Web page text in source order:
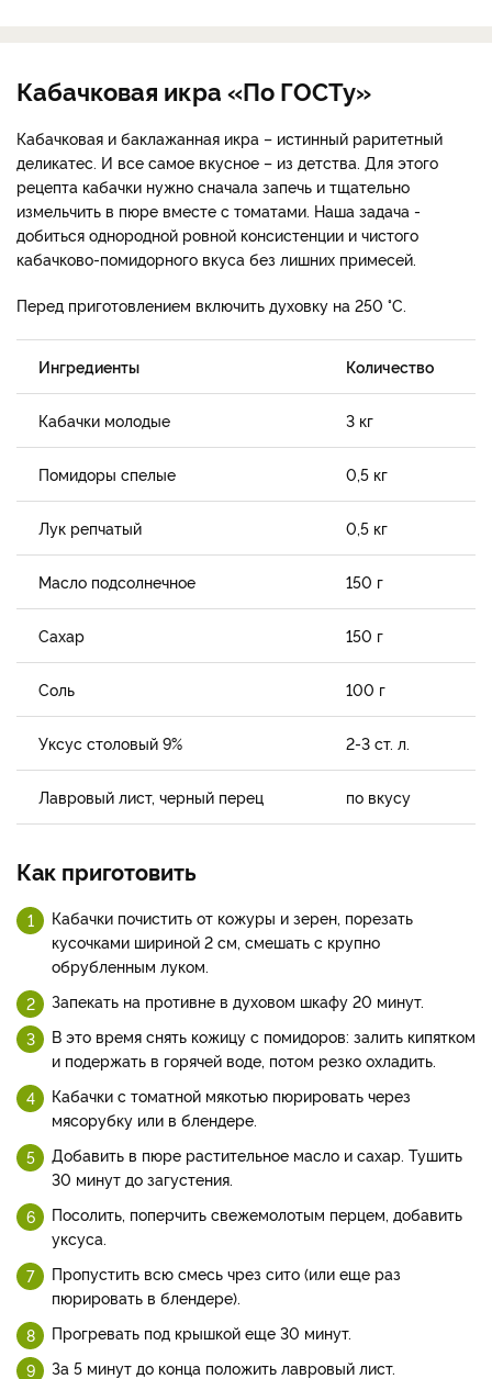
Кабачковая икра «По ГОСТу»
Кабачковая и баклажанная икра – истинный раритетный
деликатес. И все самое вкусное – из детства. Для этого
рецепта кабачки нужно сначала запечь и тщательно
измельчить в пюре вместе с томатами. Наша задача -
добиться однородной ровной консистенции и чистого
кабачково-помидорного вкуса без лишних примесей.
Перед приготовлением включить духовку на 250 °С.
Ингредиенты Количество
Кабачки молодые 3 кг
Помидоры спелые 0,5 кг
Лук репчатый 0,5 кг
Масло подсолнечное 150 г
Сахар 150 г
Соль 100 г
Уксус столовый 9% 2-3 ст. л.
Лавровый лист, черный перец по вкусу
Как приготовить
Кабачки почистить от кожуры и зерен, порезать
кусочками шириной 2 см, смешать с крупно
обрубленным луком.
Запекать на противне в духовом шкафу 20 минут.
В это время снять кожицу с помидоров: залить кипятком
и подержать в горячей воде, потом резко охладить.
Кабачки с томатной мякотью пюрировать через
мясорубку или в блендере.
Добавить в пюре растительное масло и сахар. Тушить
30 минут до загустения.
Посолить, поперчить свежемолотым перцем, добавить
уксуса.
Пропустить всю смесь чрез сито (или еще раз
пюрировать в блендере).
Прогревать под крышкой еще 30 минут.
За 5 минут до конца положить лавровый лист.